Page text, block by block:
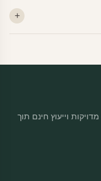
וייעוץ חינם תוך